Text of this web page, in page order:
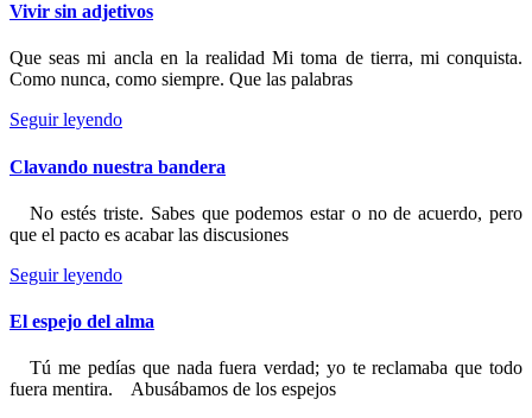
Vivir sin adjetivos
Que seas mi ancla en la realidad Mi toma de tierra, mi conquista.
Como nunca, como siempre. Que las palabras
Seguir leyendo
Clavando nuestra bandera
No estés triste. Sabes que podemos estar o no de acuerdo, pero
que el pacto es acabar las discusiones
Seguir leyendo
El espejo del alma
Tú me pedías que nada fuera verdad; yo te reclamaba que todo
fuera mentira. Abusábamos de los espejos